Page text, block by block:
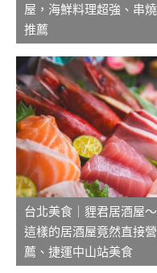
屋，海鮮料理超強、串
推薦
台北美食｜貍君居酒屋
這樣的居酒屋竟然直接
薦、捷運中山站美食